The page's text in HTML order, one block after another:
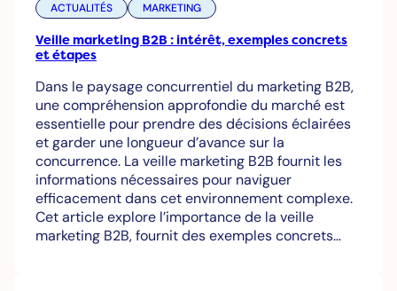
ACTUALITÉS MARKETING
Veille marketing B2B : intérêt, exemples concrets
et étapes
Dans le paysage concurrentiel du marketing B2B,
une compréhension approfondie du marché est
essentielle pour prendre des décisions éclairées
et garder une longueur d’avance sur la
concurrence. La veille marketing B2B fournit les
informations nécessaires pour naviguer
efficacement dans cet environnement complexe.
Cet article explore l’importance de la veille
marketing B2B, fournit des exemples concrets…